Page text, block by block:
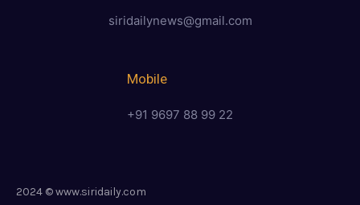
siridailynews@gmail.com
Mobile
+91 9697 88 99 22
2024 © www.siridaily.com